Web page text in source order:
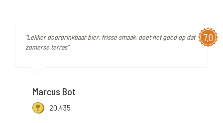
7,0
"Lekker doordrinkbaar bier, frisse smaak, doet het goed op dat
zomerse terras"
Marcus Bot
20.435